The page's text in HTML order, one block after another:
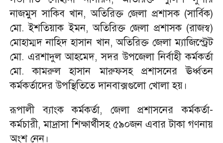
নাজমুস সাকিব খান, অতিরিক্ত জেলা প্রশাসক (সার্বিক)
মো. ইশতিয়াক ইমন, অতিরিক্ত জেলা প্রশাসক (রাজস্ব)
মোহাম্মদ নাহিদ হাসান খান, অতিরিক্ত জেলা ম্যাজিস্ট্রেট
মো. এরশাদুল আহমেদ, সদর উপজেলা নির্বাহী কর্মকর্তা
মো. কামরুল হাসান মারুফসহ প্রশাসনের ঊর্ধ্বতন
কর্মকর্তাদের উপস্থিতিতে দানবাক্সগুলো খোলা হয়।
রূপালী ব্যাংক কর্মকর্তা, জেলা প্রশাসনের কর্মকর্তা-
কর্মচারী, মাদ্রাসা শিক্ষার্থীসহ ৫৯০জন এবার টাকা গণনায়
অংশ নেন।